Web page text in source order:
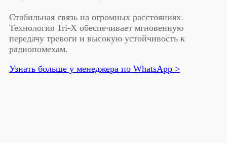
Стабильная связь на огромных расстояниях.
Технология Tri-X обеспечивает мгновенную
передачу тревоги и высокую устойчивость к
радиопомехам.
Узнать больше у менеджера по WhatsApp >